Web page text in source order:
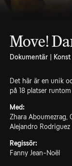
Move!
Dokumentär |
Det här är en unik
på 18 platser
Med:
Zhara Aboumezrag,
Alejandro Rodriguez
Regissör:
Fanny Jean-Noël